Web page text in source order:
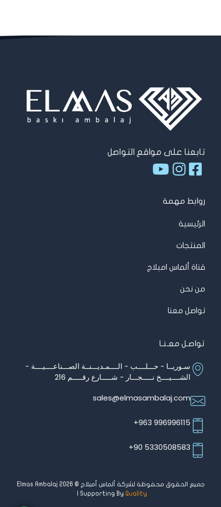
تابعنا على مواقع التواصل
روابط مهمة
الرئيسية
المنتجات
قناة ألماس امبلاج
من نحن
تواصل معنا
تواصـل معـنـا
سـوريــا - حـــلــــب - الــــمـديـــنــة الصـــناعــــيــــة -
الشــــيــــخ نـــــجـــار - شـــــارع رقـــــم 216
sales@elmasambalaj.com
996996115 963+
5330508583 90+
جميع الحقوق محفوظة لشركة ألماس أمبلاج © Elmas Ambalaj 2026
| Supporting By Quality